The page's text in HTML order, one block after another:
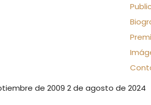
de 2009 2 de agosto de 2024